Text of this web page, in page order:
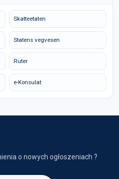
Skatteetaten
Statens vegvesen
Ruter
e-Konsulat
o nowych ogłoszeniach ?